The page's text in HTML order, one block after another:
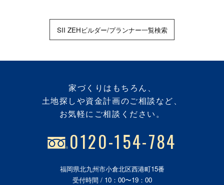
SII ZEHビルダー/プランナー一覧検索
家づくりはもちろん、
土地探しや資金計画のご相談など、
お気軽にご相談ください。
0120-154-784
福岡県北九州市小倉北区西港町15番
受付時間 / 10：00〜19：00